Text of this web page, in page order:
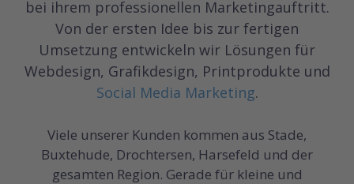
bei ihrem professionellen Marketingauftritt.
Von der ersten Idee bis zur fertigen
Umsetzung entwickeln wir Lösungen für
Webdesign, Grafikdesign, Printprodukte und
Social Media Marketing.
Viele unserer Kunden kommen aus Stade,
Buxtehude, Drochtersen, Harsefeld und der
gesamten Region. Gerade für kleine und